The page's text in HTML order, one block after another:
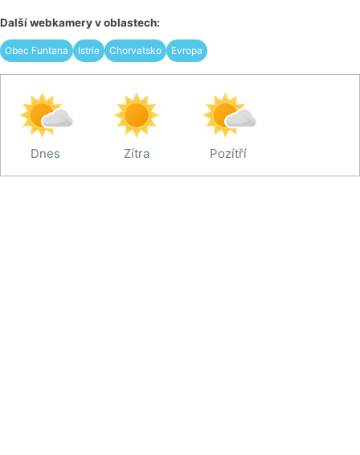
Další webkamery v oblastech:
Obec Funtana Istrie Chorvatsko Evropa
Dnes Zítra Pozítří